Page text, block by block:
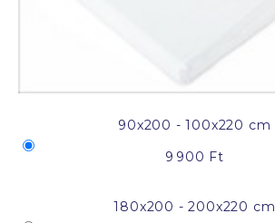
90x200 - 100x220 cm
9 900 Ft
180x200 - 200x220 cm